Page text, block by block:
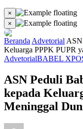
×
×
Beranda Advetorial ASN
Keluarga PPPK PUPR
AdvetorialBABEL
ASN Peduli
kepada
Meninggal